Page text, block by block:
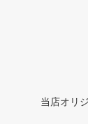
当店オリ